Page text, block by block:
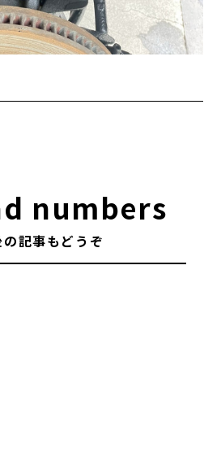
numbers
の記事もどうぞ